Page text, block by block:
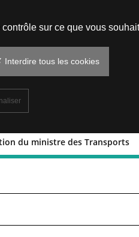
du ministre des Transports
du CA sur
sur ce que vous
Interdire tous les cookies